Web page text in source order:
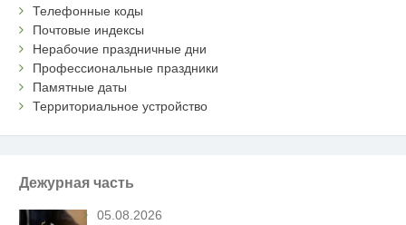
Телефонные коды
Почтовые индексы
Нерабочие праздничные дни
Профессиональные праздники
Памятные даты
Территориальное устройство
Дежурная часть
05.08.2026